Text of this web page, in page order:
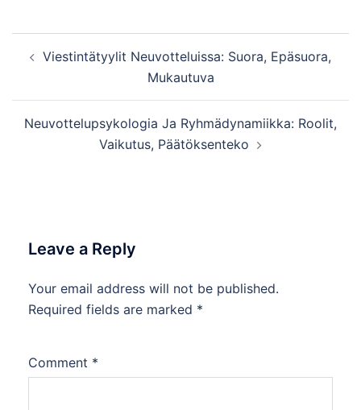
navigation
Viestintätyylit Neuvotteluissa: Suora, Epäsuora,
Mukautuva
Neuvottelupsykologia Ja Ryhmädynamiikka: Roolit,
Vaikutus, Päätöksenteko
Leave a Reply
Your email address will not be published.
Required fields are marked *
Comment *